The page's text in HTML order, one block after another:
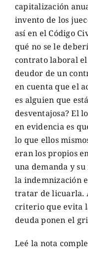
capitalización
invento de los
así en el Código
qué no se le
contrato laboral
deudor de un
en cuenta que el
es alguien que
desventajosa? El
en evidencia es
lo que ellos
eran los propios
una demanda y
la indemnización
tratar de licuarla.
criterio que evita
deuda ponen el
Leé la nota